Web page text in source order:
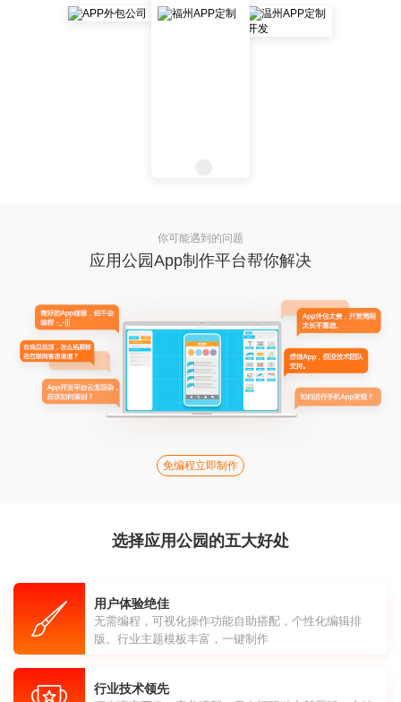
你可能遇到的问题
应用公园App制作平台帮你解决
免编程立即制作
选择应用公园的五大好处
用户体验绝佳
无需编程，可视化操作功能自助搭配，个性化编辑排
版。行业主题模板丰富，一键制作
行业技术领先